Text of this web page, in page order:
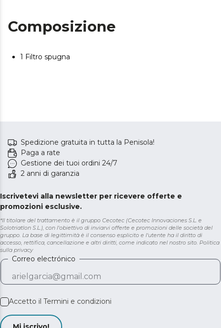
Composizione
1 Filtro spugna
Spedizione gratuita in tutta la Penisola!
Paga a rate
Gestione dei tuoi ordini 24/7
2 anni di garanzia
Iscrivetevi alla newsletter per ricevere offerte e
promozioni esclusive.
*Il titolare del trattamento è il gruppo Cecotec (Cecotec Innovaciones S.L. e
Solotriatlon S.L.), con l'obiettivo di inviarvi offerte e promozioni delle società del
gruppo. La base di legittimità è il consenso esplicito e l'utente ha il diritto di
accesso, rettifica, cancellazione e altri diritti, come indicato nel nostro sito. Politica
sulla privacy
Correo electrónico
Accetto il Termini e condizioni